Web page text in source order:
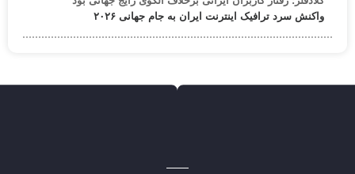
واکنش سرد ترافیک اینترنت ایران به جام جهانی ۲۰۲۶